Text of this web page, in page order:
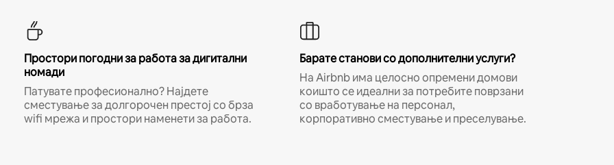
Простори погодни за работа за дигитални
номади
Патувате професионално? Најдете
сместување за долгорочен престој со брза
wifi мрежа и простори наменети за работа.
Барате станови со дополнителни услуги?
На Airbnb има целосно опремени домови
коишто се идеални за потребите поврзани
со вработување на персонал,
корпоративно сместување и преселување.